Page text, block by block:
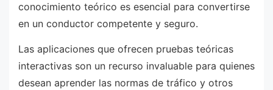
conocimiento teórico es esencial para convertirse
en un conductor competente y seguro.
Las aplicaciones que ofrecen pruebas teóricas
interactivas son un recurso invaluable para quienes
desean aprender las normas de tráfico y otros